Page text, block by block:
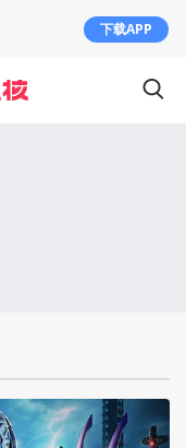
下载APP